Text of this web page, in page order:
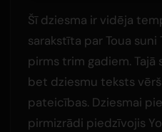
Šī dziesma ir vidēja
sarakstīta par Toua suni
pirms trim gadiem. Tajā
bet dziesmu teksts
pateicības. Dziesmai
pirmizrādi piedzīvojis